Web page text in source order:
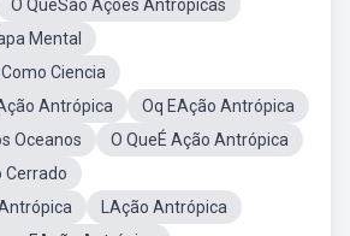
O QueSão Ações Antrópicas
Mental
Ciencia
Antrópica
Oq EAção Antrópica
Oceanos
O QueÉ Ação Antrópica
Cerrado
LAção Antrópica